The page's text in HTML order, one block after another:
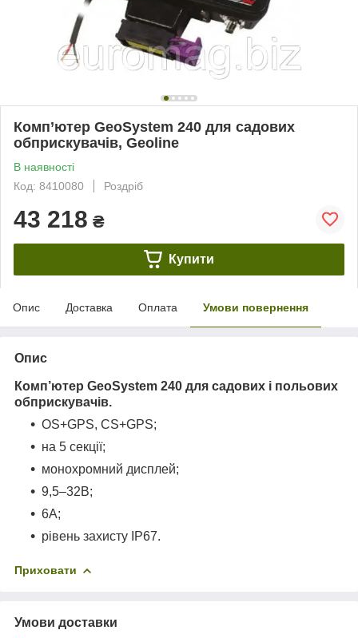
Комп’ютер GeoSystem 240 для садових
обприскувачів, Geoline
В наявності
Код: 8410080
Роздріб
43 218 ₴
Купити
Опис Доставка Оплата Умови повернення
Опис
Комп’ютер GeoSystem 240 для садових і польових
обприскувачів.
OS+GPS, CS+GPS;
на 5 секції;
монохромний дисплей;
9,5–32В;
6А;
рівень захисту IP67.
Приховати
Умови доставки